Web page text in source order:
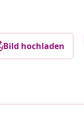
Bild hochladen